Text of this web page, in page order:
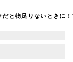
だと物足りないときに